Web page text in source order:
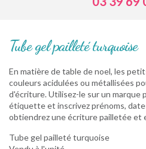
Tube gel pailleté turquoise
En matière de table de noel, les
couleurs acidulées ou métallisées
d'écriture. Utilisez-le sur un marque
étiquette et inscrivez prénoms,
obtiendrez une écriture pailletée et
Tube gel pailleté turquoise